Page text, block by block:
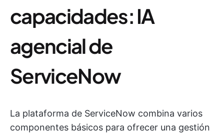
capacidades: IA
agencial de
ServiceNow
La plataforma de ServiceNow combina varios
componentes básicos para ofrecer una gestión